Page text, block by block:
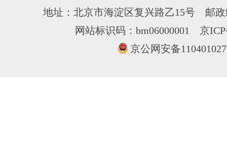
地址：北京市海淀区复兴路乙15号 邮
网站标识码：bm06000001 京
京公网安备